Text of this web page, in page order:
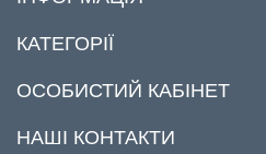
КАТЕГОРІЇ
ОСОБИСТИЙ КАБІНЕТ
НАШІ КОНТАКТИ